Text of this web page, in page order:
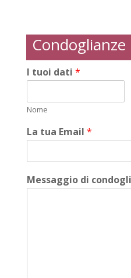
Condoglianze
I tuoi dati *
Nome
La tua Email *
Messaggio di